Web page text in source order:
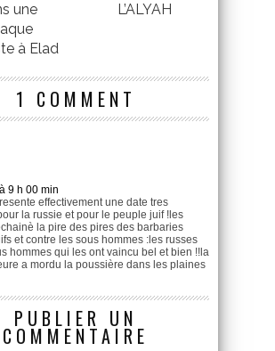
une
à Elad
L’ALYAH
1 COMMENT
9 h 00 min
effectivement une date tres
la russie et pour le peuple juif !les
la pire des pires des barbaries
et contre les sous hommes :les russes
hommes qui les ont vaincu bel et bien !!la
a mordu la poussière dans les plaines
PUBLIER UN
COMMENTAIRE